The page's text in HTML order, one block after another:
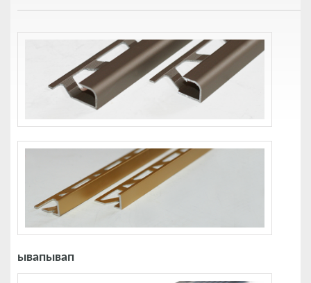
ывапывап